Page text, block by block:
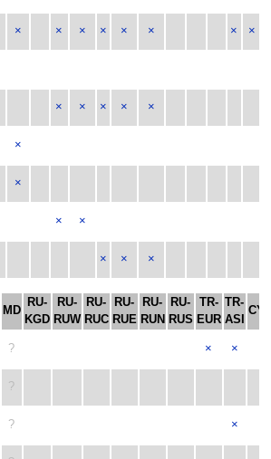
× × × × × × × ×
× × × × ×
×
×
× ×
× × ×
MD
RU-
KGD
RU-
RUW
RU-
RUC
RU-
RUE
RU-
RUN
RU-
RUS
TR-
EUR
TR-
ASI
CY
? × ×
?
? ×